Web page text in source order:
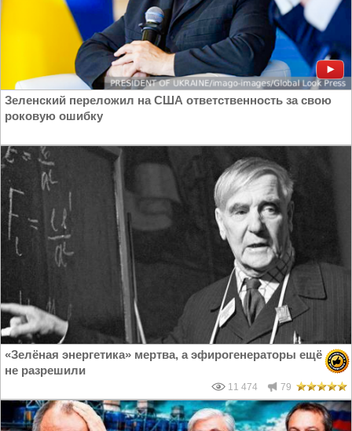
Зеленский переложил на США ответственность за свою
роковую ошибку
«Зелёная энергетика» мертва, а эфирогенераторы ещё
не разрешили
11 474 79